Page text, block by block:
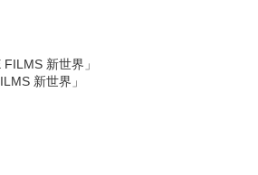
新世界」
新世界」